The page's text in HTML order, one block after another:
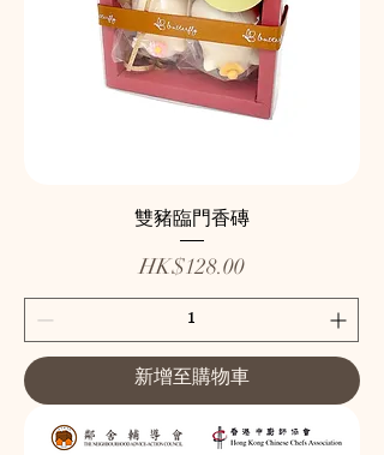
雙豬臨門香磚
價格
HK$128.00
新增至購物車